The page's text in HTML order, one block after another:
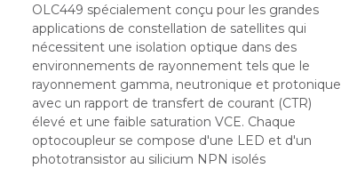
OLC449 spécialement conçu pour les grandes
applications de constellation de satellites qui
nécessitent une isolation optique dans des
environnements de rayonnement tels que le
rayonnement gamma, neutronique et protonique
avec un rapport de transfert de courant (CTR)
élevé et une faible saturation VCE. Chaque
optocoupleur se compose d'une LED et d'un
phototransistor au silicium NPN isolés